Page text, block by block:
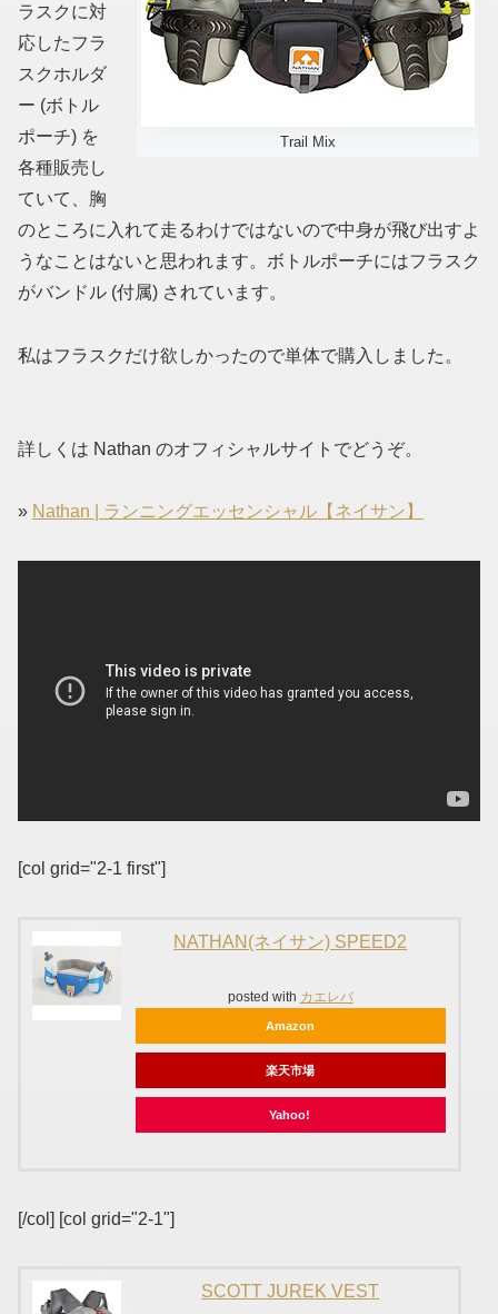
Trail Mix
ラスクに対
応したフラ
スクホルダ
ー (ボトル
ポーチ) を
各種販売し
ていて、胸
のところに入れて走るわけではないので中身が飛び出すよ
うなことはないと思われます。ボトルポーチにはフラスク
がバンドル (付属) されています。
私はフラスクだけ欲しかったので単体で購入しました。
詳しくは Nathan のオフィシャルサイトでどうぞ。
» Nathan | ランニングエッセンシャル【ネイサン】
[col grid="2-1 first"]
NATHAN(ネイサン) SPEED2
posted with カエレバ
Amazon
楽天市場
Yahoo!
[/col] [col grid="2-1"]
SCOTT JUREK VEST